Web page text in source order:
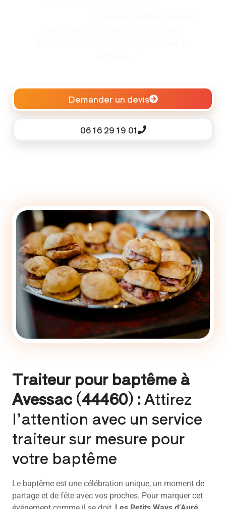
Demander un devis
06 16 29 19 01
Traiteur pour baptême à
Avessac (44460) :Attirez
l’attention avec un service
traiteur sur mesure pour
votre baptême
Le baptême est une célébration unique, un moment de
partage et de fête avec vos proches. Pour marquer cet